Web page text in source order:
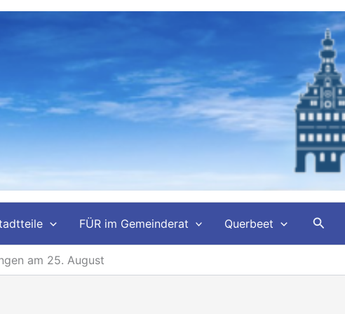
FÜR im Gemeinderat Querbeet
am 25. August